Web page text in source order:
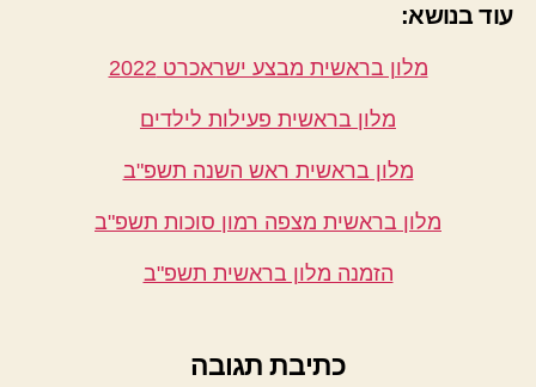
עוד בנושא:
מלון בראשית מבצע ישראכרט 2022
מלון בראשית פעילות לילדים
מלון בראשית ראש השנה תשפ"ב
מלון בראשית מצפה רמון סוכות תשפ"ב
הזמנה מלון בראשית תשפ"ב
כתיבת תגובה